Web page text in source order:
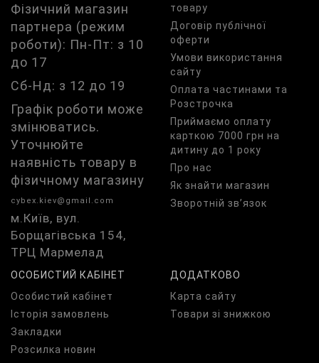
Фізичний магазин
партнера (режим
роботи): Пн-Пт: з 10
до 17
Сб-Нд: з 12 до 19
Графік роботи може
змінюватись.
Уточнюйте
наявність товару в
фізичному магазину
cybex.kiev@gmail.com
м.Київ, вул.
Борщагівська 154,
ТРЦ Мармелад
товару
Договір публічної
оферти
Умови використання
сайту
Оплата частинами та
Розстрочка
Приймаємо оплату
карткою 7000 грн на
дитину до 1 року
Про нас
Як знайти магазин
Зворотній зв’язок
ОСОБИСТИЙ КАБІНЕТ
Особистий кабінет
Історія замовлень
Закладки
Розсилка новин
ДОДАТКОВО
Карта сайту
Товари зі знижкою